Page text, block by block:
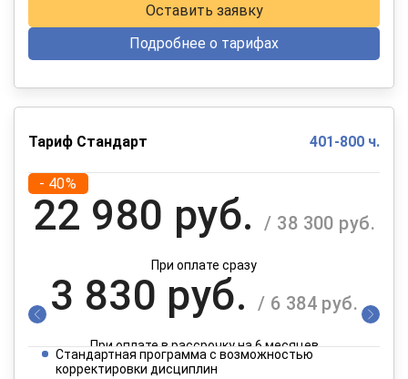
Оставить заявку
Подробнее о тарифах
Тариф Стандарт 401-800 ч.
- 40%
22 980 руб. / 38 300 руб.
При оплате сразу
3 830 руб. / 6 384 руб.
При оплате в рассрочку на 6 месяцев
Стандартная программа с возможностью
корректировки дисциплин